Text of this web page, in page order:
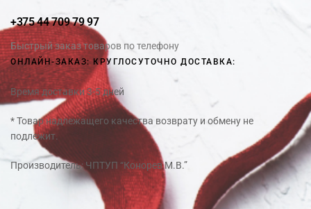
+375 44 709 79 97
Быстрый заказ товаров по телефону
ОНЛАЙН-ЗАКАЗ: КРУГЛОСУТОЧНО ДОСТАВКА:
Время доставки 3-5 дней
* Товар надлежащего качества возврату и обмену не
подлежит.
Производитель: ЧПТУП “Конорев М.В.”